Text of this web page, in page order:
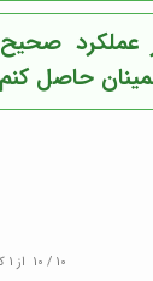
عملکرد
حاصل
10 / 10 از 1